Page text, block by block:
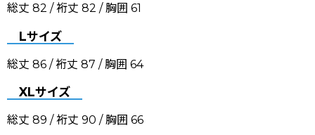
総丈 82 / 裄丈 82 / 胸囲 61
Lサイズ
総丈 86 / 裄丈 87 / 胸囲 64
XLサイズ
総丈 89 / 裄丈 90 / 胸囲 66